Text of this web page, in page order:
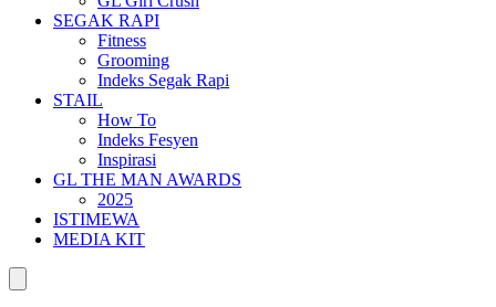
SEGAK RAPI
Fitness
Grooming
Indeks Segak Rapi
STAIL
How To
Indeks Fesyen
Inspirasi
GL THE MAN AWARDS
2025
ISTIMEWA
MEDIA KIT